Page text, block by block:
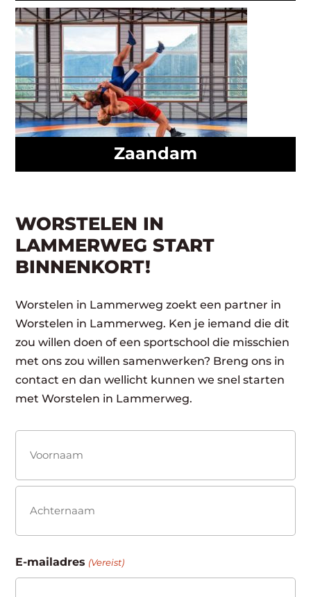
Zaandam
WORSTELEN IN
LAMMERWEG START
BINNENKORT!
Worstelen in Lammerweg zoekt een partner in
Worstelen in Lammerweg. Ken je iemand die dit
zou willen doen of een sportschool die misschien
met ons zou willen samenwerken? Breng ons in
contact en dan wellicht kunnen we snel starten
met Worstelen in Lammerweg.
(Vereist)
Voornaam
E-mailadres (Vereist)